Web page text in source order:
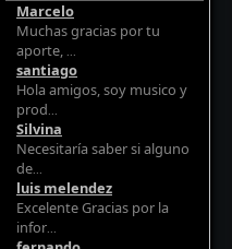
Marcelo
Muchas gracias por tu
aporte, ...
santiago
Hola amigos, soy musico y
prod...
Silvina
Necesitaría saber si alguno
de...
luis melendez
Excelente Gracias por la
infor...